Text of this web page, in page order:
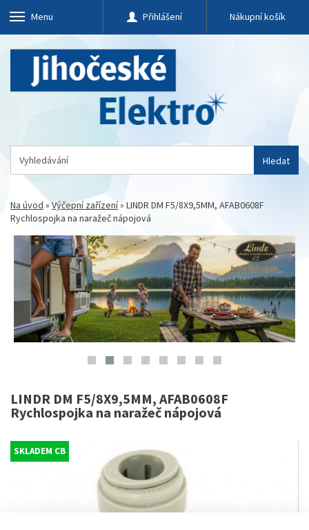
Menu Přihlášení Nákupní košík
Hledat
Na úvod »Výčepní zařízení» LINDR DM F5/8X9,5MM, AFAB0608F
Rychlospojka na naražeč nápojová
LINDR DM F5/8X9,5MM, AFAB0608F
Rychlospojka na naražeč nápojová
SKLADEM CB